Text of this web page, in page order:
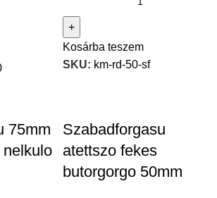
Kosárba teszem
SKU: km-rd-50-sf
75mm
nelkulo
Szabadforgasu
atettszo fekes
butorgorgo 50mm